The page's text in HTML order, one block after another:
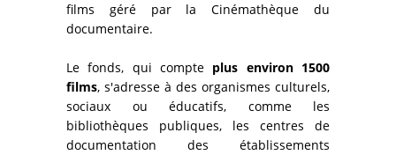
films géré par la Cinémathèque du
documentaire.
Le fonds, qui compte plus environ 1500
films, s'adresse à des organismes culturels,
sociaux ou éducatifs, comme les
bibliothèques publiques, les centres de
documentation des établissements